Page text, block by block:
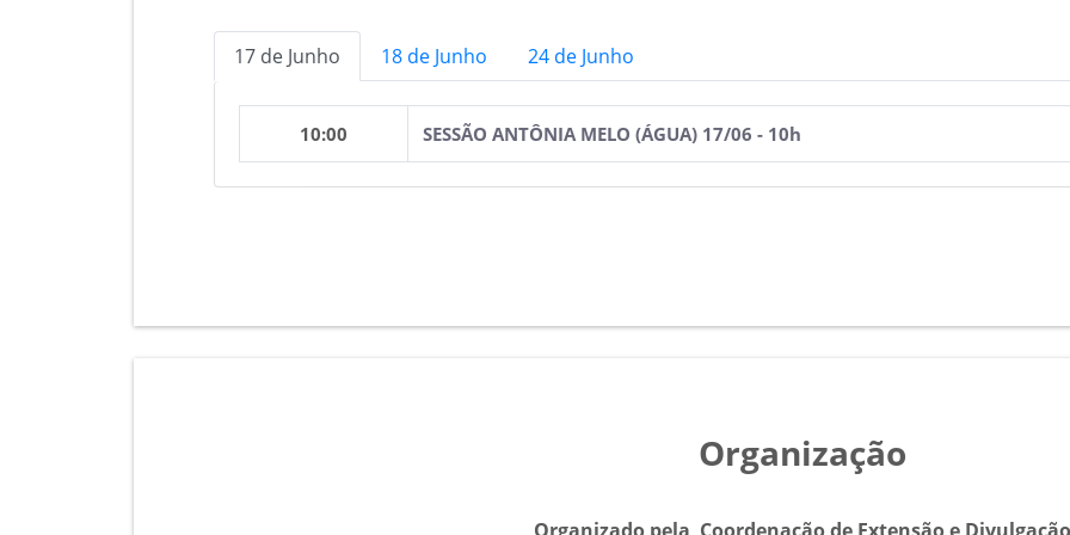
17 de Junho 18 de Junho 24 de Junho
10:00 SESSÃO ANTÔNIA MELO (ÁGUA) 17/06 - 10h
Organização